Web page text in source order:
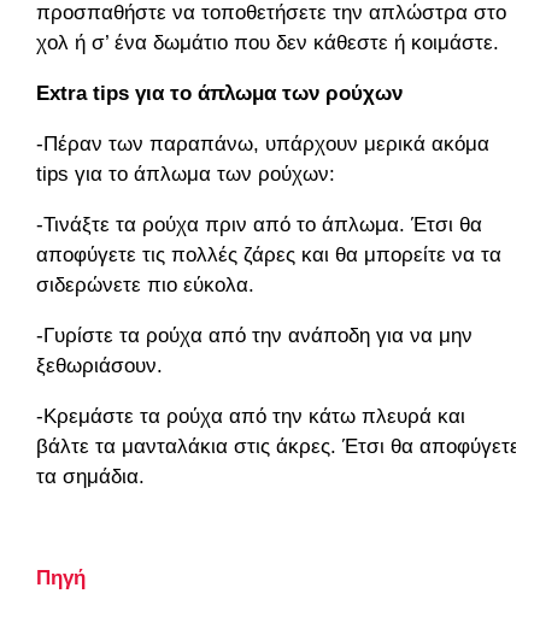
προσπαθήστε να τοποθετήσετε την απλώστρα στο
χολ ή σ’ ένα δωμάτιο που δεν κάθεστε ή κοιμάστε.
Extra tips για το άπλωμα των ρούχων
-Πέραν των παραπάνω, υπάρχουν μερικά ακόμα
tips για το άπλωμα των ρούχων:
-Τινάξτε τα ρούχα πριν από το άπλωμα. Έτσι θα
αποφύγετε τις πολλές ζάρες και θα μπορείτε να τα
σιδερώνετε πιο εύκολα.
-Γυρίστε τα ρούχα από την ανάποδη για να μην
ξεθωριάσουν.
-Κρεμάστε τα ρούχα από την κάτω πλευρά και
βάλτε τα μανταλάκια στις άκρες. Έτσι θα αποφύγετε
τα σημάδια.
Πηγή